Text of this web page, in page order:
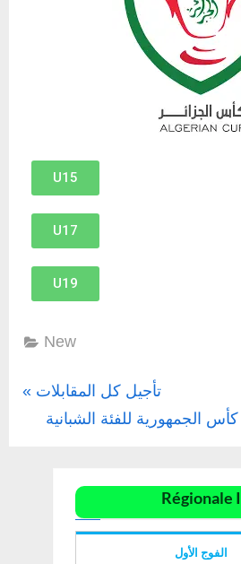
U15
U17
U19
New
تأجيل كل المقابلات
الجمهورية للفئة الشبانية
Régionale I
الفوج الأول